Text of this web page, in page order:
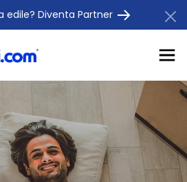
edile? Diventa Partner